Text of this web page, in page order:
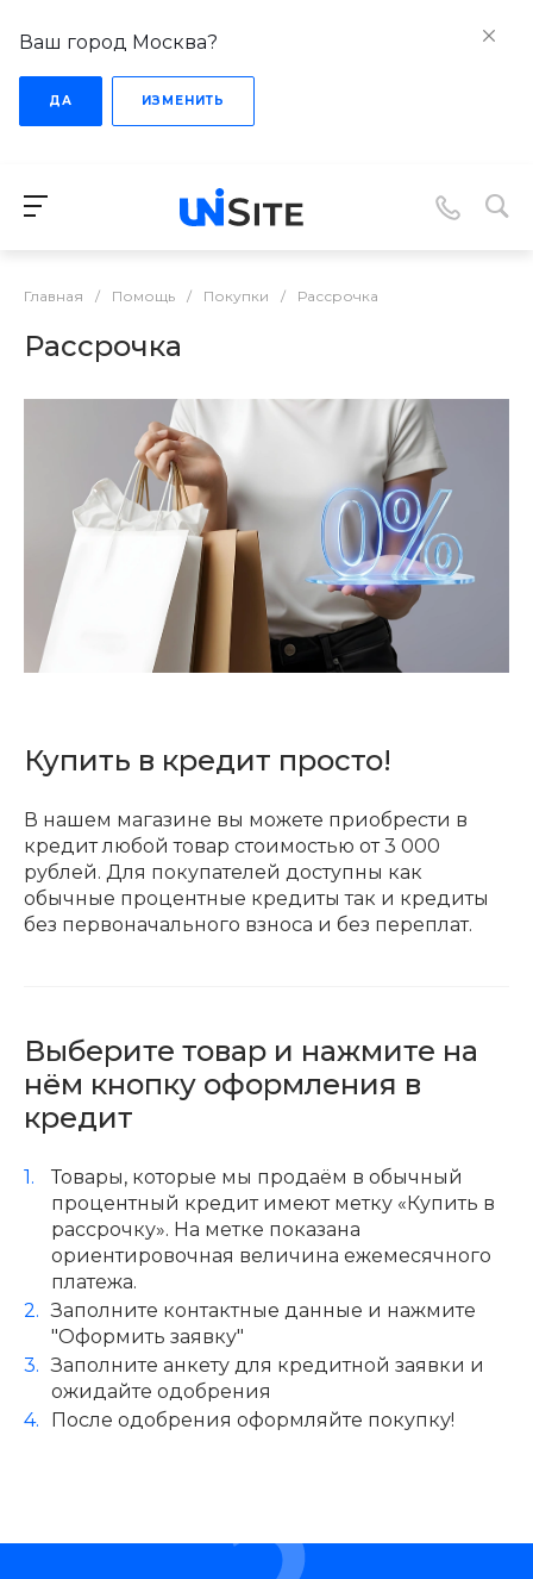
Ваш город Москва?
ДА ИЗМЕНИТЬ
Главная / Помощь / Покупки / Рассрочка
Рассрочка
Купить в кредит просто!
В нашем магазине вы можете приобрести в
кредит любой товар стоимостью от 3 000
рублей. Для покупателей доступны как
обычные процентные кредиты так и кредиты
без первоначального взноса и без переплат.
Выберите товар и нажмите на
нём кнопку оформления в
кредит
Товары, которые мы продаём в обычный
процентный кредит имеют метку «Купить в
рассрочку». На метке показана
ориентировочная величина ежемесячного
платежа.
Заполните контактные данные и нажмите
"Оформить заявку"
Заполните анкету для кредитной заявки и
ожидайте одобрения
После одобрения оформляйте покупку!